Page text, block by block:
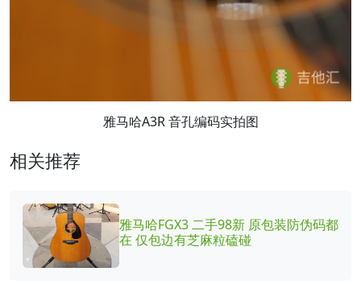
雅马哈A3R 音孔编码实拍图
相关推荐
雅马哈FGX3 二手98新 原包装防伪码都
在 仅包边有芝麻粒磕碰